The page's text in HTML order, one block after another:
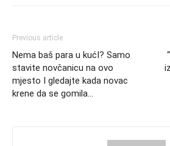
Previous article
Nema baš para u kućI? Samo
stavite novčanicu na ovo
mjesto I gledajte kada novac
krene da se gomila…